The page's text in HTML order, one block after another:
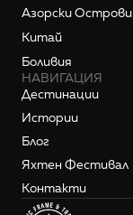
Азорски Острови
Китай
Боливия
НАВИГАЦИЯ
Дестинации
Истории
Блог
Яхтен Фестивал
Контакти